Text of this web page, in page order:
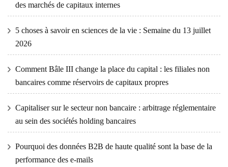
des marchés de capitaux internes
5 choses à savoir en sciences de la vie : Semaine du 13 juillet
2026
Comment Bâle III change la place du capital : les filiales non
bancaires comme réservoirs de capitaux propres
Capitaliser sur le secteur non bancaire : arbitrage réglementaire
au sein des sociétés holding bancaires
Pourquoi des données B2B de haute qualité sont la base de la
performance des e-mails